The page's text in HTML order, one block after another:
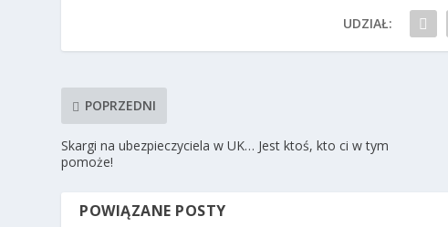
UDZIAŁ:
POPRZEDNI
Skargi na ubezpieczyciela w UK… Jest ktoś, kto ci w tym
pomoże!
POWIĄZANE POSTY